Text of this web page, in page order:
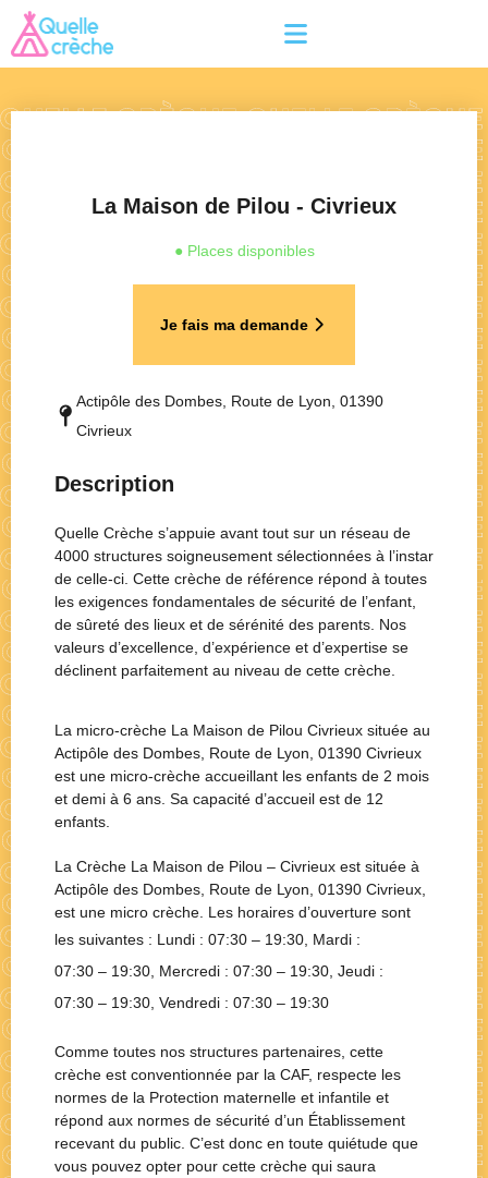
La Maison de Pilou - Civrieux
● Places disponibles
Je fais ma demande
Actipôle des Dombes, Route de Lyon, 01390
Civrieux
Description
Quelle Crèche s’appuie avant tout sur un réseau de
4000 structures soigneusement sélectionnées à l’instar
de celle-ci. Cette crèche de référence répond à toutes
les exigences fondamentales de sécurité de l’enfant,
de sûreté des lieux et de sérénité des parents. Nos
valeurs d’excellence, d’expérience et d’expertise se
déclinent parfaitement au niveau de cette crèche.
La micro-crèche La Maison de Pilou Civrieux située au
Actipôle des Dombes, Route de Lyon, 01390 Civrieux
est une micro-crèche accueillant les enfants de 2 mois
et demi à 6 ans. Sa capacité d’accueil est de 12
enfants.
La Crèche La Maison de Pilou – Civrieux est située à
Actipôle des Dombes, Route de Lyon, 01390 Civrieux
est une micro crèche . Les horaires d’ouverture sont
les suivantes : Lundi : 07:30 – 19:30 , Mardi :
07:30 – 19:30 , Mercredi : 07:30 – 19:30 , Jeudi :
07:30 – 19:30 , Vendredi : 07:30 – 19:30
Comme toutes nos structures partenaires, cette
crèche est conventionnée par la CAF, respecte les
normes de la Protection maternelle et infantile et
répond aux normes de sécurité d’un Établissement
recevant du public. C’est donc en toute quiétude que
vous pouvez opter pour cette crèche qui saura